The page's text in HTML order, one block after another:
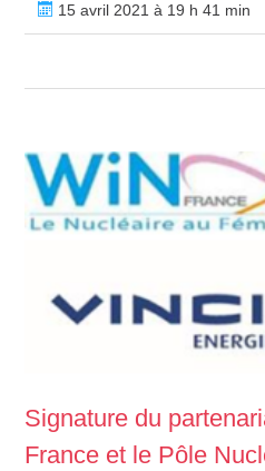
15 avril 2021 à 19 h 41 min
Signature du
France et le Pôle